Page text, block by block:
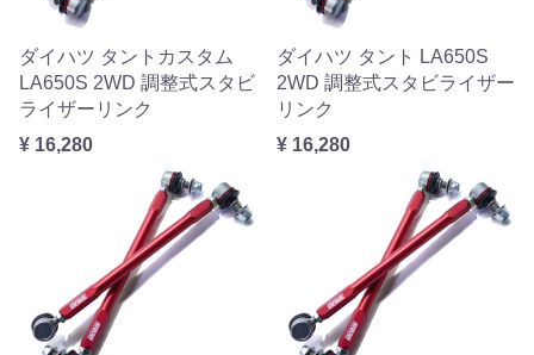
ダイハツ タントカスタム
LA650S 2WD 調整式スタビ
ライザーリンク
¥ 16,280
ダイハツ タント LA650S
2WD 調整式スタビライザー
リンク
¥ 16,280